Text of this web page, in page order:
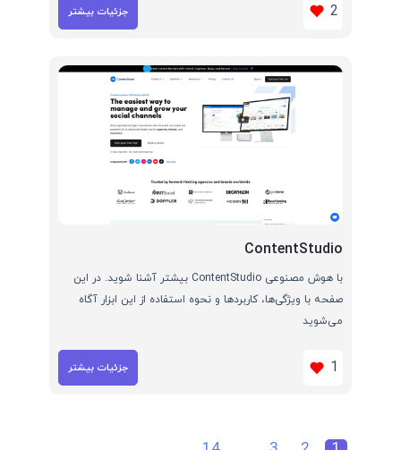
2 جزئیات بیشتر
ContentStudio
با هوش مصنوعی ContentStudio بیشتر آشنا شوید. در این
صفحه با ویژگی‌ها، کاربردها و نحوه استفاده از این ابزار آگاه
می‌شوید
1 جزئیات بیشتر